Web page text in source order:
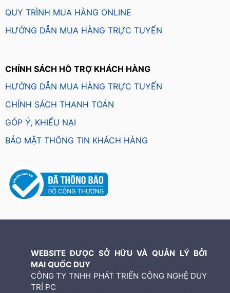
QUY TRÌNH MUA HÀNG ONLINE
HƯỚNG DẪN MUA HÀNG TRỰC TUYẾN
CHÍNH SÁCH HỖ TRỢ KHÁCH HÀNG
HƯỚNG DẪN MUA HÀNG TRỰC TUYẾN
CHÍNH SÁCH THANH TOÁN
GÓP Ý, KHIẾU NẠI
BẢO MẬT THÔNG TIN KHÁCH HÀNG
WEBSITE ĐƯỢC SỞ HỮU VÀ QUẢN LÝ BỞI
MAI QUỐC DUY
CÔNG TY TNHH PHÁT TRIỂN CÔNG NGHỆ DUY
TRÍ PC